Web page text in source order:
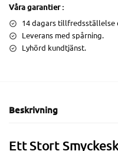
Våra garantier :
14 dagars
Leverans med spårning.
Lyhörd kundtjänst.
Beskrivning
Ett Stort